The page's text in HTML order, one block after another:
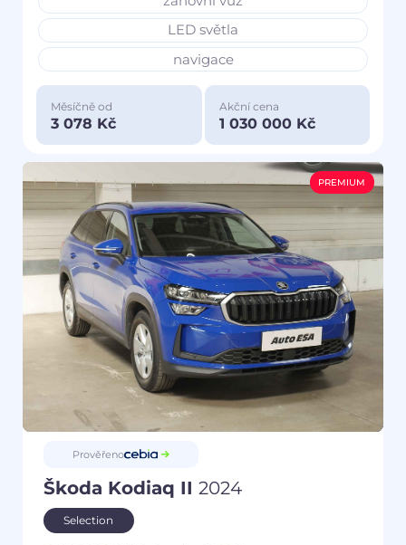
LED světla
navigace
Měsíčně od
3 078 Kč
Akční cena
1 030 000 Kč
PREMIUM
Prověřeno
Škoda Kodiaq II 2024
Selection